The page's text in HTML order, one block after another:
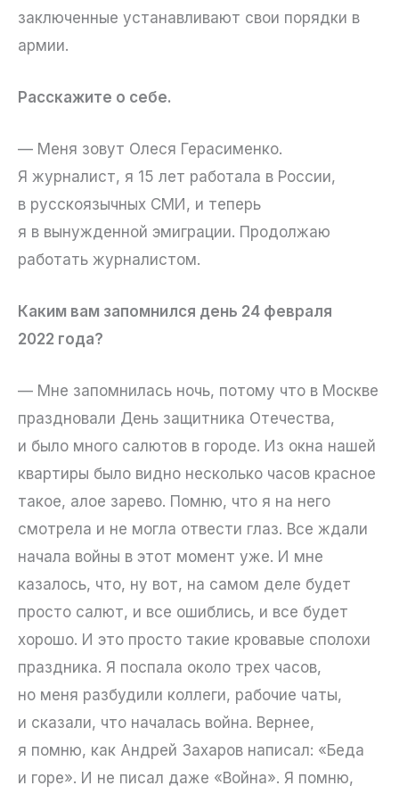
заключенные устанавливают свои порядки в
армии.
Расскажите о себе.
— Меня зовут Олеся Герасименко.
Я журналист, я 15 лет работала в России,
в русскоязычных СМИ, и теперь
я в вынужденной эмиграции. Продолжаю
работать журналистом.
Каким вам запомнился день 24 февраля
2022 года?
— Мне запомнилась ночь, потому что в Москве
праздновали День защитника Отечества,
и было много салютов в городе. Из окна нашей
квартиры было видно несколько часов красное
такое, алое зарево. Помню, что я на него
смотрела и не могла отвести глаз. Все ждали
начала войны в этот момент уже. И мне
казалось, что, ну вот, на самом деле будет
просто салют, и все ошиблись, и все будет
хорошо. И это просто такие кровавые сполохи
праздника. Я поспала около трех часов,
но меня разбудили коллеги, рабочие чаты,
и сказали, что началась война. Вернее,
я помню, как Андрей Захаров написал: «Беда
и горе». И не писал даже «Война». Я помню,